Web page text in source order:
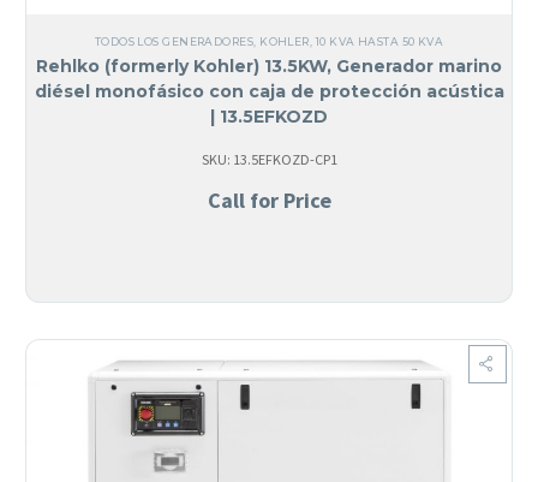
TODOS LOS GENERADORES, KOHLER,10 KVA HASTA 50 KVA
Rehlko (formerly Kohler) 13.5KW, Generador marino
diésel monofásico con caja de protección acústica
| 13.5EFKOZD
SKU: 13.5EFKOZD-CP1
Call for Price